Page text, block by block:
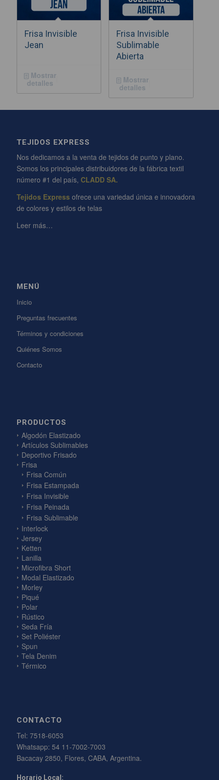
Frisa Invisible
Jean
Mostrar
detalles
Frisa Invisible
Sublimable
Abierta
Mostrar
detalles
TEJIDOS EXPRESS
Nos dedicamos a la venta de tejidos de punto y plano.
Somos los principales distribuidores de la fábrica textil
número #1 del país, CLADD SA.
Tejidos Express ofrece una variedad única e innovadora
de colores y estilos de telas
Leer más…
MENÚ
Inicio
Preguntas frecuentes
Términos y condiciones
Quiénes Somos
Contacto
PRODUCTOS
Algodón Elastizado
Artículos Sublimables
Deportivo Frisado
Frisa
Frisa Común
Frisa Estampada
Frisa Invisible
Frisa Peinada
Frisa Sublimable
Interlock
Jersey
Ketten
Lanilla
Microfibra Short
Modal Elastizado
Morley
Piqué
Polar
Rústico
Seda Fría
Set Poliéster
Spun
Tela Denim
Térmico
CONTACTO
Tel: 7518-6053
Whatsapp: 54 11-7002-7003
Bacacay 2850, Flores, CABA, Argentina.
Horario Local: